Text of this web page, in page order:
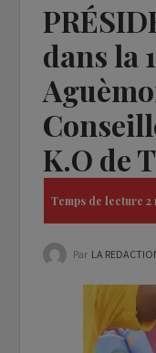
dans la
K.O de
Par LA